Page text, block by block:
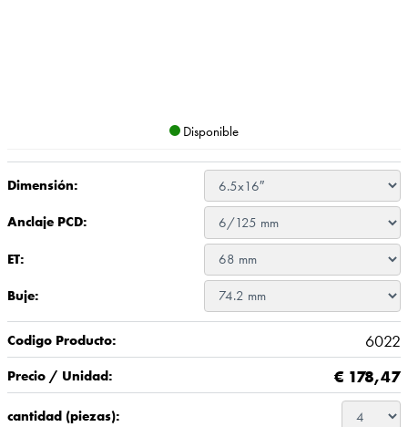
Disponible
Dimensión:
Anclaje PCD:
ET:
Buje:
Codigo Producto: 6022
Precio / Unidad: € 178,47
cantidad (piezas):